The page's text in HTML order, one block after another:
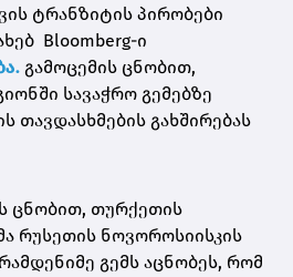
ტრანზიტის პირობები
Bloomberg-ი
გამოცემის ცნობით,
სავაჭრო გემებზე
თავდასხმების გახშირებას
ცნობით, თურქეთის
რუსეთის ნოვოროსიისკის
გემს აცნობეს, რომ